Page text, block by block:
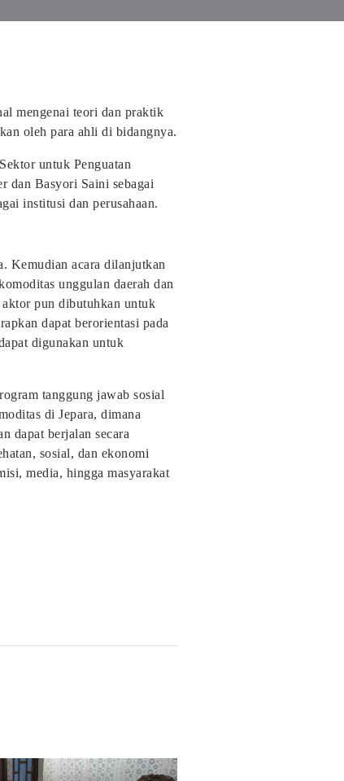
mengenai teori dan praktik
oleh para ahli di bidangnya.
untuk Penguatan
dan Basyori Saini sebagai
institusi dan perusahaan.
Kemudian acara dilanjutkan
unggulan daerah dan
aktor pun dibutuhkan untuk
dapat berorientasi pada
digunakan untuk
tanggung jawab sosial
di Jepara, dimana
dapat berjalan secara
sosial, dan ekonomi
media, hingga masyarakat